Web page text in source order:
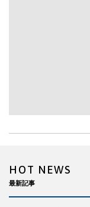
HOT NEWS
最新記事